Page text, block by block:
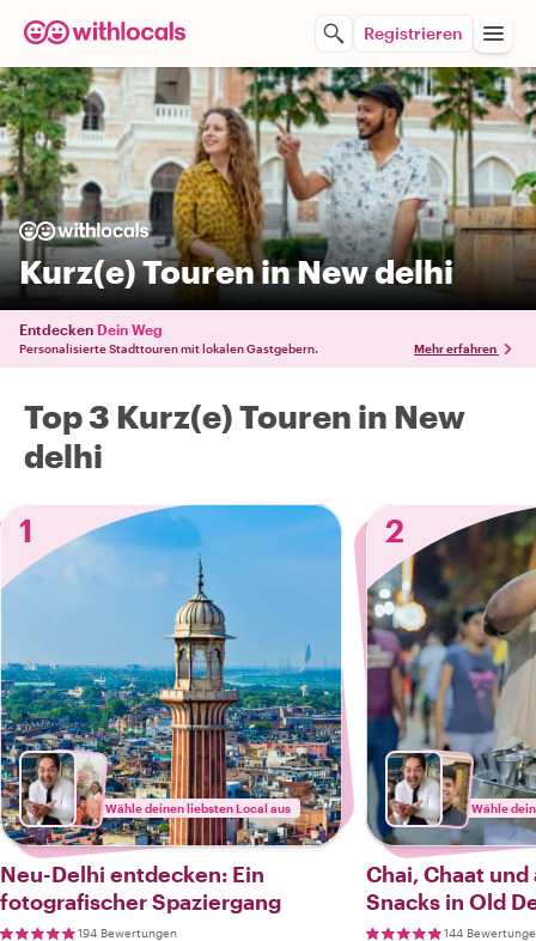
Registrieren
Kurz(e) Touren in New delhi
Entdecken Dein Weg
Personalisierte Stadttouren mit lokalen Gastgebern. Mehr erfahren
Top 3 Kurz(e) Touren in New
delhi
1
Wähle deinen liebsten Local aus
Neu-Delhi entdecken: Ein
fotografischer Spaziergang
194 Bewertungen
2
Wähle
Chai, Chaat
Snacks in Old
144